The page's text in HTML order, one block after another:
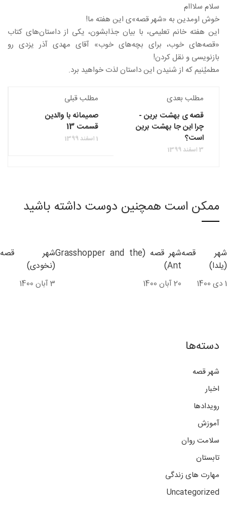
سلام سلااام
خوش اومدین به «شهر قصه‌»ی این هفته ما!
این هفته خانم تعلیمی، با بیان جذابشون، یکی از داستان‌های کتاب
«قصه‌های خوب، برای بچه‌های خوب» آقای مهدی آذر یزدی رو
بازنویسی و نقل کردن!
مطمیٔنیم که از شنیدن این داستان لذت خواهید برد.
مطلب قبلی
صمیمانه با والدین
قسمت 13
1 اسفند 1399
مطلب بعدی
قصه ی بهشت برین -
چرا این جا بهشت برین
است؟
3 اسفند 1399
ممکن است همچنین دوست داشته باشید
شهر قصه
(یلدا)
1 دی 1400
شهر قصه (Grasshopper and the
Ant)
20 آبان 1400
شهر قصه
(نخودی)
3 آبان 1400
دسته‌ها
شهر قصه
اخبار
رویدادها
آموزش
سلامت روان
تابستان
مهارت های زندگی
Uncategorized